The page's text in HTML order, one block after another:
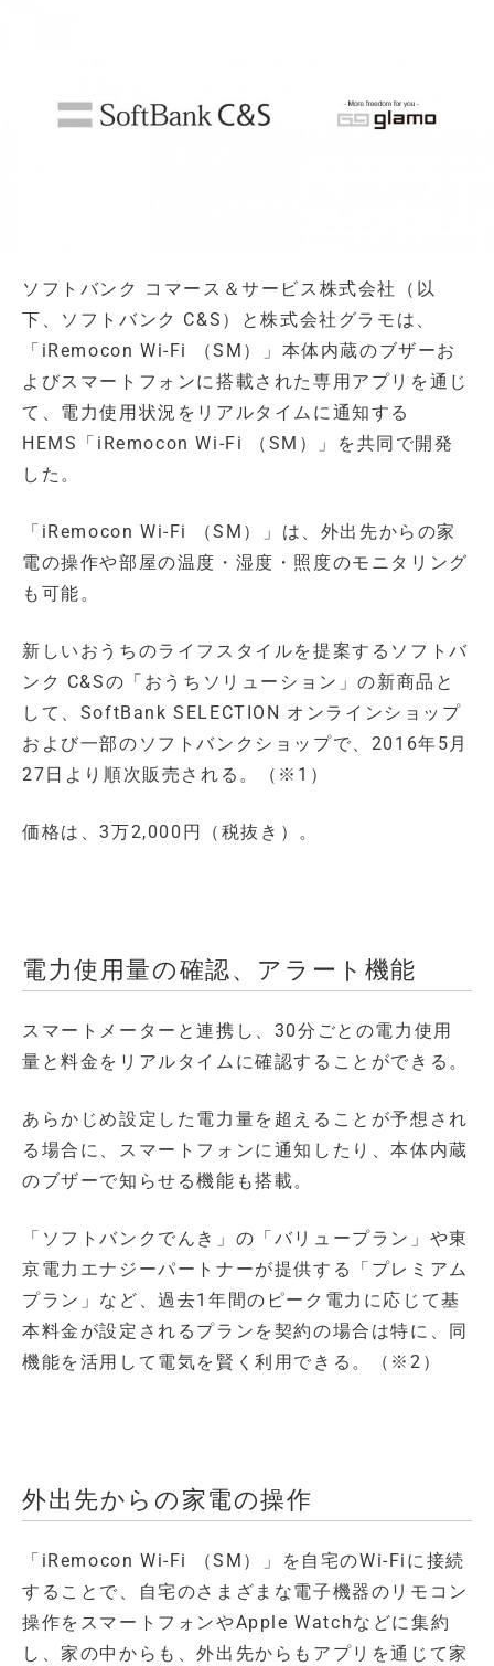
ソフトバンク コマース＆サービス株式会社（以
下、ソフトバンク C&S）と株式会社グラモは、
「iRemocon Wi-Fi （SM）」本体内蔵のブザーお
よびスマートフォンに搭載された専用アプリを通じ
て、電力使用状況をリアルタイムに通知する
HEMS「iRemocon Wi-Fi （SM）」を共同で開発
した。
「iRemocon Wi-Fi （SM）」は、外出先からの家
電の操作や部屋の温度・湿度・照度のモニタリング
も可能。
新しいおうちのライフスタイルを提案するソフトバ
ンク C&Sの「おうちソリューション」の新商品と
して、SoftBank SELECTION オンラインショップ
および一部のソフトバンクショップで、2016年5月
27日より順次販売される。（※1）
価格は、3万2,000円（税抜き）。
電力使用量の確認、アラート機能
スマートメーターと連携し、30分ごとの電力使用
量と料金をリアルタイムに確認することができる。
あらかじめ設定した電力量を超えることが予想され
る場合に、スマートフォンに通知したり、本体内蔵
のブザーで知らせる機能も搭載。
「ソフトバンクでんき」の「バリュープラン」や東
京電力エナジーパートナーが提供する「プレミアム
プラン」など、過去1年間のピーク電力に応じて基
本料金が設定されるプランを契約の場合は特に、同
機能を活用して電気を賢く利用できる。（※2）
外出先からの家電の操作
「iRemocon Wi-Fi （SM）」を自宅のWi-Fiに接続
することで、自宅のさまざまな電子機器のリモコン
操作をスマートフォンやApple Watchなどに集約
し、家の中からも、外出先からもアプリを通じて家